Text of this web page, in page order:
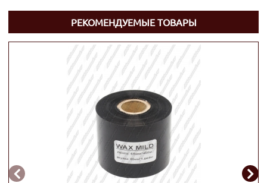
РЕКОМЕНДУЕМЫЕ ТОВАРЫ
 